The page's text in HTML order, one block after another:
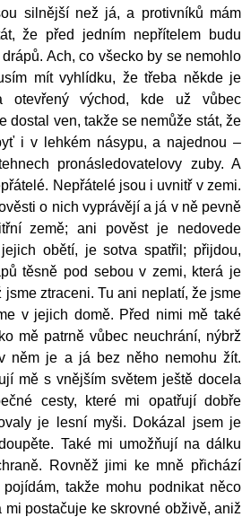
silnější než já, a protivníků mám
že před jedním nepřítelem budu
Ach, co všecko by se nemohlo
mít vyhlídku, že třeba někde je
otevřený východ, kde už vůbec
dostal ven, takže se nemůže stát, že
i v lehkém násypu, a najednou –
pronásledovatelovy zuby. A
Nepřátelé jsou i uvnitř v zemi.
o nich vyprávějí a já v ně pevně
země; ani pověst je nedovede
obětí, je sotva spatřil; přijdou,
těsně pod sebou v zemi, která je
ztraceni. Tu ani neplatí, že jsme
v jejich domě. Před nimi mě také
mě patrně vůbec neuchrání, nýbrž
něm je a já bez něho nemohu žít.
mě s vnějším světem ještě docela
cesty, které mi opatřují dobře
je lesní myši. Dokázal jsem je
Také mi umožňují na dálku
Rovněž jimi ke mně přichází
takže mohu podnikat něco
postačuje ke skrovné obživě, aniž